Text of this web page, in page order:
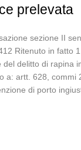
prelevata
sezione II
Ritenuto in fatto
del delitto di rapina
a: artt. 628, commi
di porto